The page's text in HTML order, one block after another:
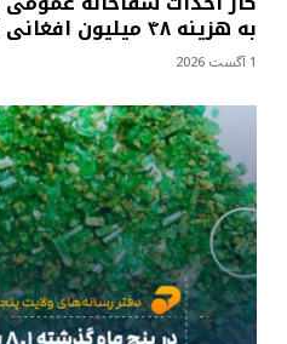
به هزینه ۴۸ میلیون افغانی آغاز شد
1 آگست 2026